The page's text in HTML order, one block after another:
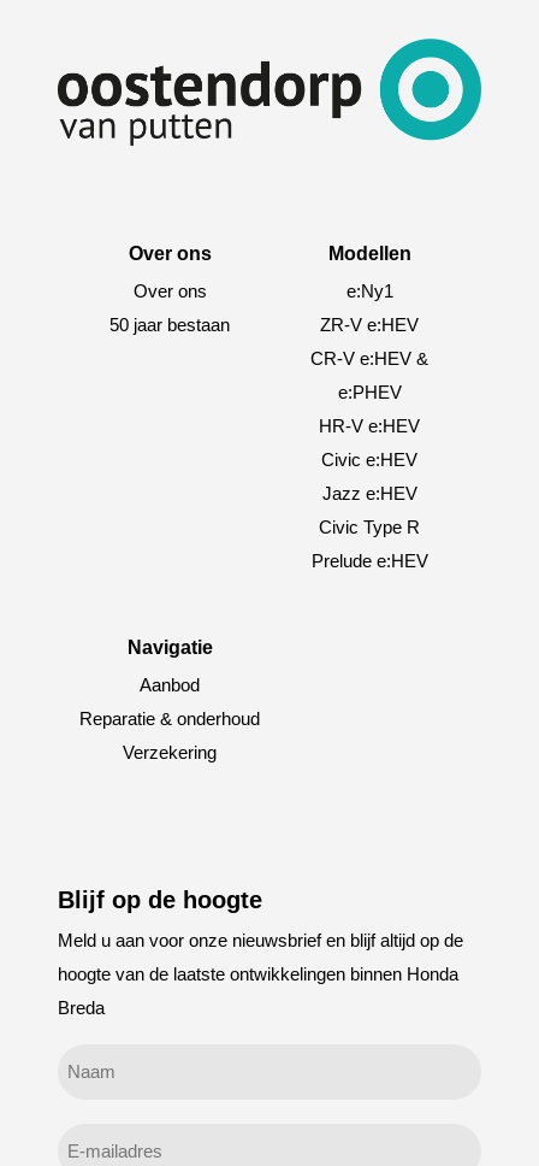
Over ons
Over ons
50 jaar bestaan
Modellen
e:Ny1
ZR-V e:HEV
CR-V e:HEV &
e:PHEV
HR-V e:HEV
Civic e:HEV
Jazz e:HEV
Civic Type R
Prelude e:HEV
Navigatie
Aanbod
Reparatie & onderhoud
Verzekering
Blijf op de hoogte
Meld u aan voor onze nieuwsbrief en blijf altijd op de
hoogte van de laatste ontwikkelingen binnen Honda
Breda